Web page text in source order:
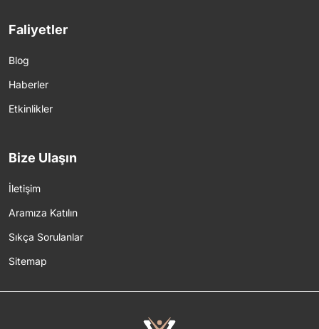
Faliyetler
Blog
Haberler
Etkinlikler
Bize Ulaşın
İletişim
Aramıza Katılın
Sıkça Sorulanlar
Sitemap